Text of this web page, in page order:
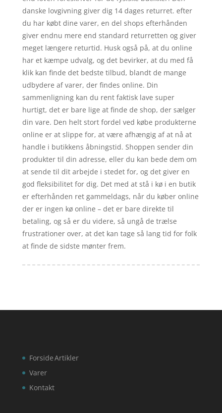
danske lovgivning giver dig 14 dages returret. efter
du har købt dine varer, en del shops efterhånden
giver endnu mere end standard returretten og giver
meget længere returtid. Husk også på, at du online
har et kæmpe udvalg, og det bevirker, at du med få
klik kan finde det bedste tilbud, blandt de mange
udbydere af varer, der findes online. Din
sammenligning kan du rent faktisk lave super
hurtigt, det er bare lige at finde de shop, der sælger
din vare. Den helt stort fordel ved købe produkterne
online er at slippe for, at være afhængig af at nå at
handle i butikkens åbningstid. Shoppen sender din
produkter til din adresse, eller du kan bede dem om
at sende til dit arbejde i stedet for, og det giver en
god fleksibilitet for dig. Det med at stå i kø i en butik
er efterhånden ret gammeldags, når du køber online
der er ingen kø online – det er bare direkte til
betaling, og så er du videre, så ungå de trælse
frustrationer over, at det kan tage så lang tid for folk
at finde de sidste mønter frem.
Forside
Varer
Kontakt
Artikler